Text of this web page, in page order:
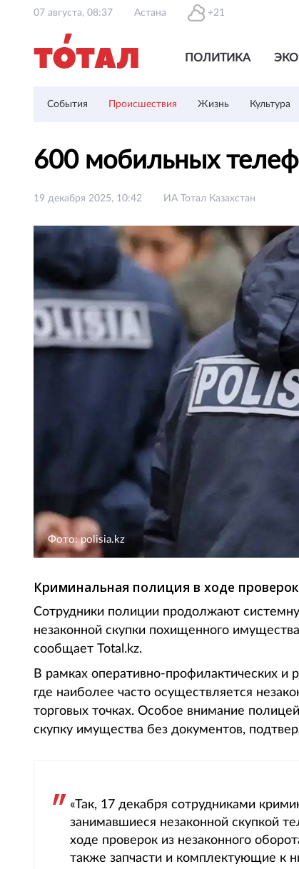
07 августа, 08:37 Астана +21
ПОЛИТИКА
События Происшествия Жизнь Культура
600 мобильных
19 декабря 2025, 10:42 ИА Тотал Казахстан
Фото: polisia.kz
Криминальная полиция в ходе
Сотрудники полиции продолжают
незаконной скупки похищенного
сообщает Total.kz.
В рамках оперативно-профилактических
где наиболее часто осуществляется
торговых точках. Особое внимание
скупку имущества без документов,
«Так, 17 декабря сотрудниками
занимавшиеся незаконной скупкой
ходе проверок из незаконного
также запчасти и комплектующие к